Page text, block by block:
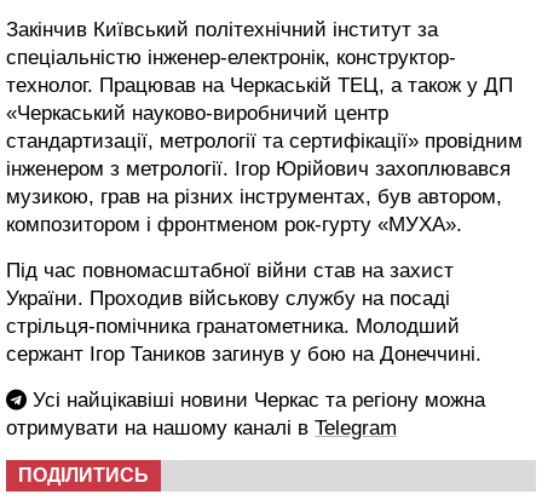
Закінчив Київський політехнічний інститут за
спеціальністю інженер-електронік, конструктор-
технолог. Працював на Черкаській ТЕЦ, а також у ДП
«Черкаський науково-виробничий центр
стандартизації, метрології та сертифікації» провідним
інженером з метрології. Ігор Юрійович захоплювався
музикою, грав на різних інструментах, був автором,
композитором і фронтменом рок-гурту «МУХА».
Під час повномасштабної війни став на захист
України. Проходив військову службу на посаді
стрільця-помічника гранатометника. Молодший
сержант Ігор Таников загинув у бою на Донеччині.
Усі найцікавіші новини Черкас та регіону можна
отримувати на нашому каналі в Telegram
ПОДІЛИТИСЬ